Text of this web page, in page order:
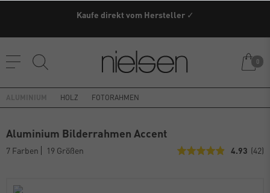
Kaufe direkt vom Hersteller ✓
0
HOLZ FOTORAHMEN
Aluminium Bilderrahmen Accent
7 Farben 19 Größen 4.93 (42)